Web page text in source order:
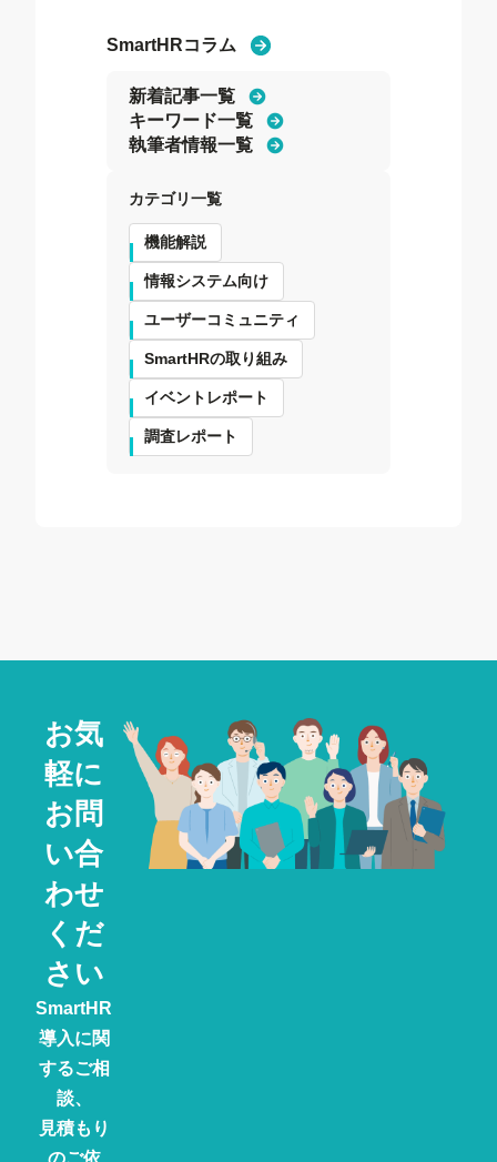
SmartHRコラム
新着記事一覧
キーワード一覧
執筆者情報一覧
カテゴリ一覧
機能解説
情報システム向け
ユーザーコミュニティ
SmartHRの取り組み
イベントレポート
調査レポート
お気
軽に
お問
い合
わせ
くだ
さい
SmartHR
導入に関
するご相
談、
見積もり
のご依